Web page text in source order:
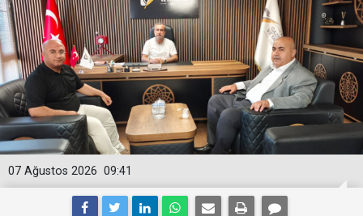
09:41
07 Ağustos 2026